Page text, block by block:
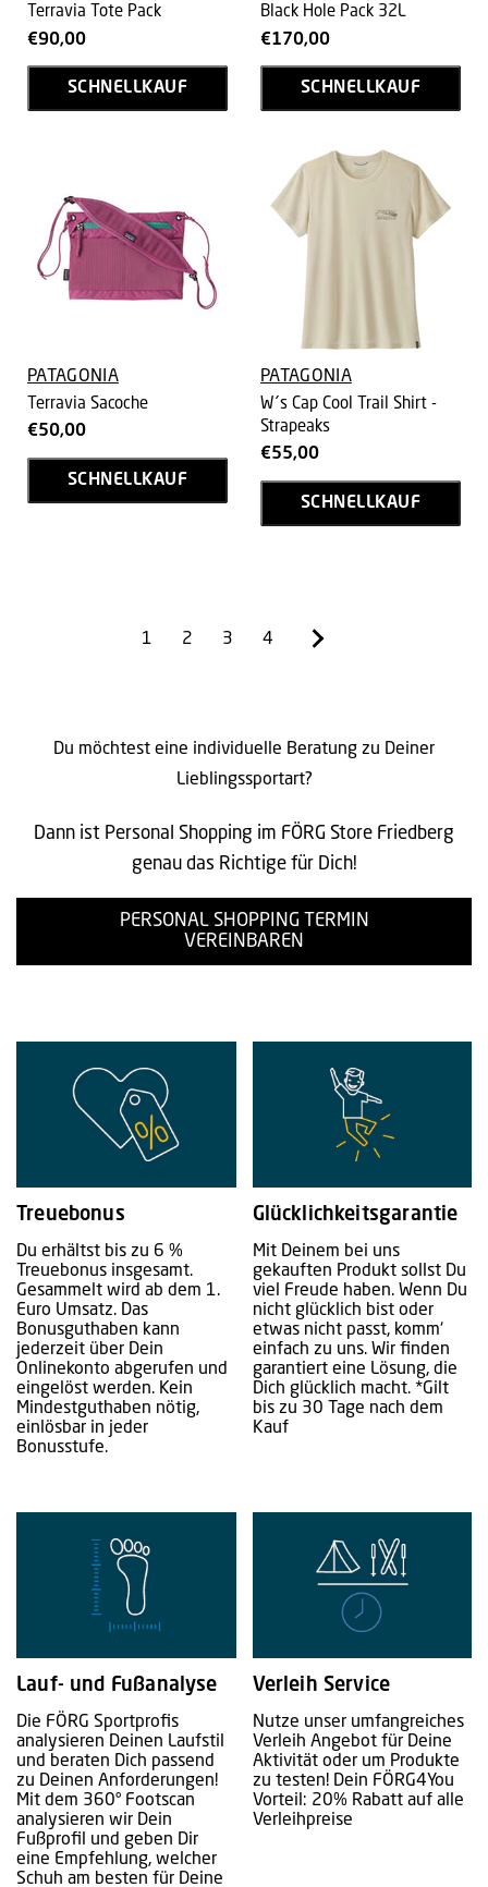
Terravia Tote Pack
€90,00
SCHNELLKAUF
Black Hole Pack 32L
€170,00
SCHNELLKAUF
PATAGONIA
Terravia Sacoche
€50,00
SCHNELLKAUF
PATAGONIA
W´s Cap Cool Trail Shirt -
Strapeaks
€55,00
SCHNELLKAUF
1 2 3 4
Du möchtest eine individuelle Beratung zu Deiner
Lieblingssportart?
Dann ist Personal Shopping im FÖRG Store Friedberg
genau das Richtige für Dich!
PERSONAL SHOPPING TERMIN
VEREINBAREN
Treuebonus
Du erhältst bis zu 6 %
Treuebonus insgesamt.
Gesammelt wird ab dem 1.
Euro Umsatz. Das
Bonusguthaben kann
jederzeit über Dein
Onlinekonto abgerufen und
eingelöst werden. Kein
Mindestguthaben nötig,
einlösbar in jeder
Bonusstufe.
Glücklichkeitsgarantie
Mit Deinem bei uns
gekauften Produkt sollst Du
viel Freude haben. Wenn Du
nicht glücklich bist oder
etwas nicht passt, komm‘
einfach zu uns. Wir finden
garantiert eine Lösung, die
Dich glücklich macht. *Gilt
bis zu 30 Tage nach dem
Kauf
Lauf- und Fußanalyse
Die FÖRG Sportprofis
analysieren Deinen Laufstil
und beraten Dich passend
zu Deinen Anforderungen!
Mit dem 360° Footscan
analysieren wir Dein
Fußprofil und geben Dir
eine Empfehlung, welcher
Schuh am besten für Deine
Verleih Service
Nutze unser umfangreiches
Verleih Angebot für Deine
Aktivität oder um Produkte
zu testen! Dein FÖRG4You
Vorteil: 20% Rabatt auf alle
Verleihpreise